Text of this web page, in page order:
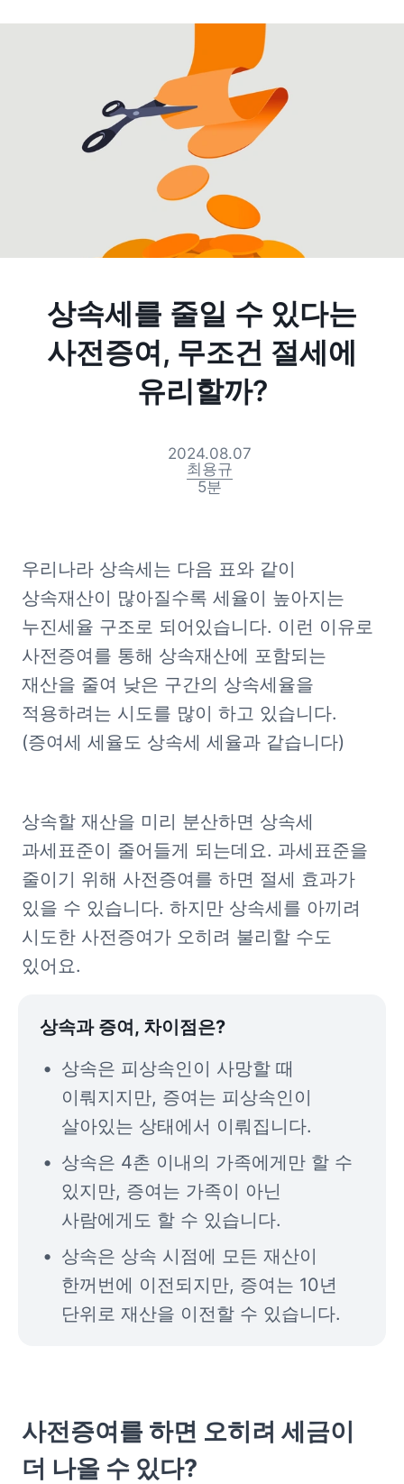
상속세를 줄일 수 있다는
사전증여, 무조건 절세에
유리할까?
2024.08.07
최용규
5분
우리나라 상속세는 다음 표와 같이
상속재산이 많아질수록 세율이 높아지는
누진세율 구조로 되어있습니다. 이런 이유로
사전증여를 통해 상속재산에 포함되는
재산을 줄여 낮은 구간의 상속세율을
적용하려는 시도를 많이 하고 있습니다.
(증여세 세율도 상속세 세율과 같습니다)
상속할 재산을 미리 분산하면 상속세
과세표준이 줄어들게 되는데요. 과세표준을
줄이기 위해 사전증여를 하면 절세 효과가
있을 수 있습니다. 하지만 상속세를 아끼려
시도한 사전증여가 오히려 불리할 수도
있어요.
상속과 증여, 차이점은?
상속은 피상속인 이 사망할 때
이뤄지지만, 증여는 피상속인이
살아있는 상태에서 이뤄집니다.
상속은 4촌 이내의 가족에게만 할 수
있지만, 증여는 가족이 아닌
사람에게도 할 수 있습니다.
상속은 상속 시점에 모든 재산이
한꺼번에 이전되지만, 증여는 10년
단위로 재산을 이전할 수 있습니다.
사전증여를 하면 오히려 세금이
더 나올 수 있다?